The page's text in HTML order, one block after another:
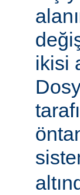
ikisi